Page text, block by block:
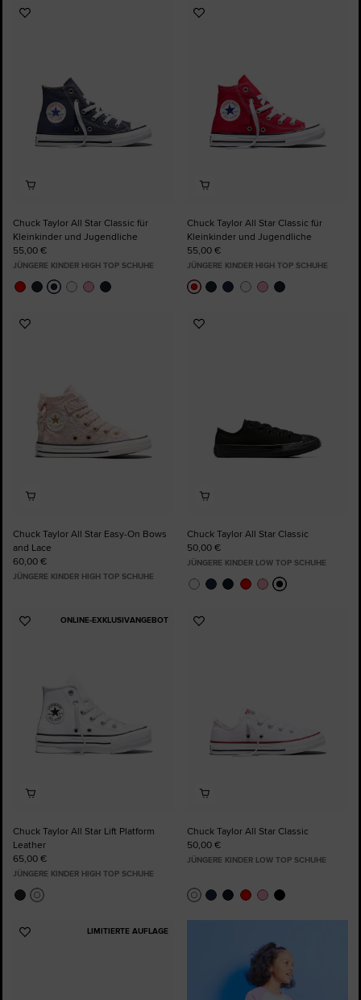
Zu
Chuck Taylor All Star Classic für
Kleinkinder und Jugendliche
55,00 €
JÜNGERE KINDER HIGH TOP SCHUHE
Zu
Chuck Taylor All Star Classic für
Kleinkinder und Jugendliche
55,00 €
JÜNGERE KINDER HIGH TOP SCHUHE
Zu
Chuck Taylor All Star Easy-On Bows
and Lace
60,00 €
JÜNGERE KINDER HIGH TOP SCHUHE
Zu
Chuck Taylor All Star Classic
50,00 €
JÜNGERE KINDER LOW TOP SCHUHE
ONLINE-EXKLUSIVANGEBOT
Zu
Chuck Taylor All Star Lift Platform
Leather
65,00 €
JÜNGERE KINDER HIGH TOP SCHUHE
Zu
Chuck Taylor All Star Classic
50,00 €
JÜNGERE KINDER LOW TOP SCHUHE
LIMITIERTE AUFLAGE
Zu